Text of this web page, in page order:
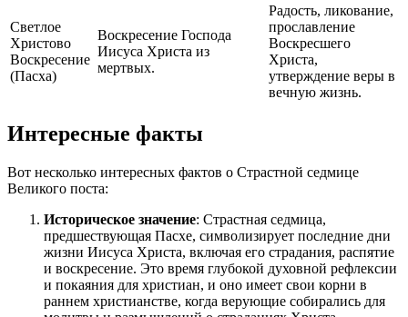
Светлое
Христово
Воскресение
(Пасха)
Воскресение Господа
Иисуса Христа из
мертвых.
Радость, ликование,
прославление
Воскресшего
Христа,
утверждение веры в
вечную жизнь.
Интересные факты
Вот несколько интересных фактов о Страстной седмице
Великого поста:
Историческое значение: Страстная седмица,
предшествующая Пасхе, символизирует последние дни
жизни Иисуса Христа, включая его страдания, распятие
и воскресение. Это время глубокой духовной рефлексии
и покаяния для христиан, и оно имеет свои корни в
раннем христианстве, когда верующие собирались для